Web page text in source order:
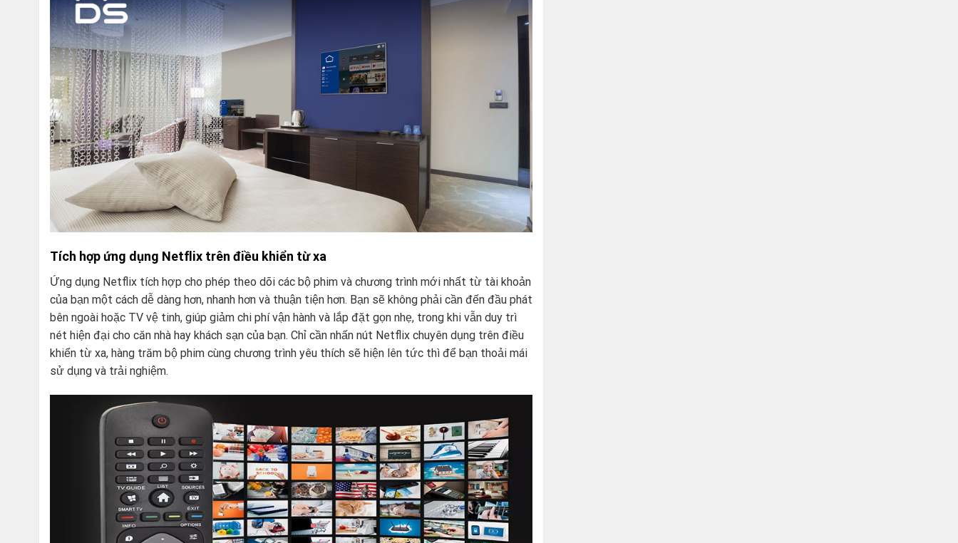
Tích hợp ứng dụng Netflix trên điều khiển từ xa
Ứng dụng Netflix tích hợp cho phép theo dõi các bộ phim và chương trình mới nhất từ tài khoản
của bạn một cách dễ dàng hơn, nhanh hơn và thuận tiện hơn. Bạn sẽ không phải cần đến đầu phát
bên ngoài hoặc TV vệ tinh, giúp giảm chi phí vận hành và lắp đặt gọn nhẹ, trong khi vẫn duy trì
nét hiện đại cho căn nhà hay khách sạn của bạn. Chỉ cần nhấn nút Netflix chuyên dụng trên điều
khiển từ xa, hàng trăm bộ phim cùng chương trình yêu thích sẽ hiện lên tức thì để bạn thoải mái
sử dụng và trải nghiệm.